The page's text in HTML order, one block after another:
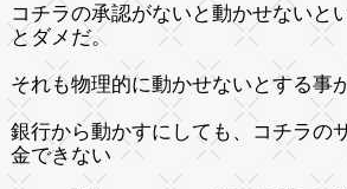
コチラの承認がないと動かせないと
とダメだ。
それも物理的に動かせないとする事
銀行から動かすにしても、コチラの
金できない